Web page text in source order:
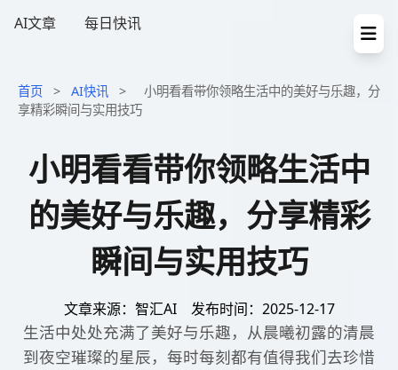
AI文章 每日快讯
首页 > AI快讯 >
小明看看带你领略生活中的美好与乐趣，分
享精彩瞬间与实用技巧
小明看看带你领略生活中
的美好与乐趣，分享精彩
瞬间与实用技巧
文章来源：智汇AI 发布时间：2025-12-17
生活中处处充满了美好与乐趣，从晨曦初露的清晨
到夜空璀璨的星辰，每时每刻都有值得我们去珍惜